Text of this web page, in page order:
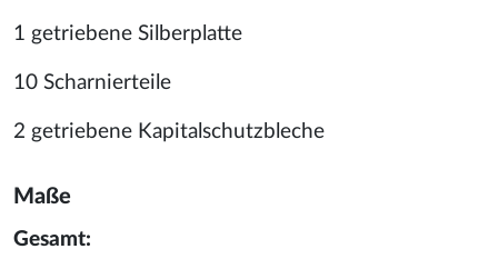
1 getriebene Silberplatte
10 Scharnierteile
2 getriebene Kapitalschutzbleche
Maße
Gesamt: